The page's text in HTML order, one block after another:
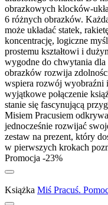
obrazkowych klocków-
6 różnych obrazków.
może układać statek,
koncentrację, logiczne
prostemu kształtowi i
wygodne do chwytania dla
obrazków rozwija
wspiera rozwój
wyjątkowe połączenie
stanie się fascynującą
Misiem Pracusiem
jednocześnie rozwijać
zestaw na prezent, który
w pierwszych krokach
Promocja -23%
Książka Miś Pracuś.